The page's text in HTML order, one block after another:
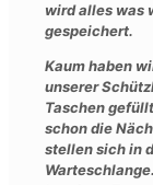
wird alles was
gespeichert.
Kaum haben
unserer
Taschen
schon die
stellen sich in